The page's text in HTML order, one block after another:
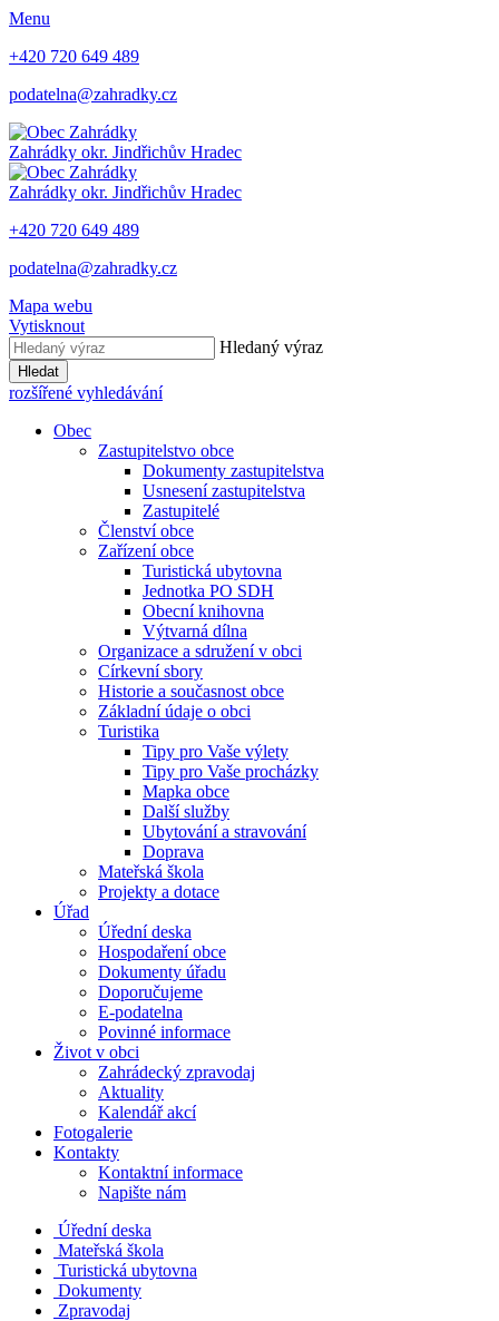
Menu
+420 720 649 489
podatelna@zahradky.cz
Zahrádky okr. Jindřichův Hradec
Zahrádky okr. Jindřichův Hradec
+420 720 649 489
podatelna@zahradky.cz
Mapa webu
Vytisknout
Hledaný výraz
Hledat
rozšířené vyhledávání
Obec
Zastupitelstvo obce
Dokumenty zastupitelstva
Usnesení zastupitelstva
Zastupitelé
Členství obce
Zařízení obce
Turistická ubytovna
Jednotka PO SDH
Obecní knihovna
Výtvarná dílna
Organizace a sdružení v obci
Církevní sbory
Historie a současnost obce
Základní údaje o obci
Turistika
Tipy pro Vaše výlety
Tipy pro Vaše procházky
Mapka obce
Další služby
Ubytování a stravování
Doprava
Mateřská škola
Projekty a dotace
Úřad
Úřední deska
Hospodaření obce
Dokumenty úřadu
Doporučujeme
E-podatelna
Povinné informace
Život v obci
Zahrádecký zpravodaj
Aktuality
Kalendář akcí
Fotogalerie
Kontakty
Kontaktní informace
Napište nám
Úřední deska
Mateřská škola
Turistická ubytovna
Dokumenty
Zpravodaj